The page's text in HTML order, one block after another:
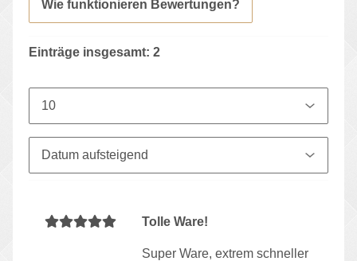
Wie funktionieren Bewertungen?
Einträge insgesamt: 2
Tolle Ware!
Super Ware, extrem schneller